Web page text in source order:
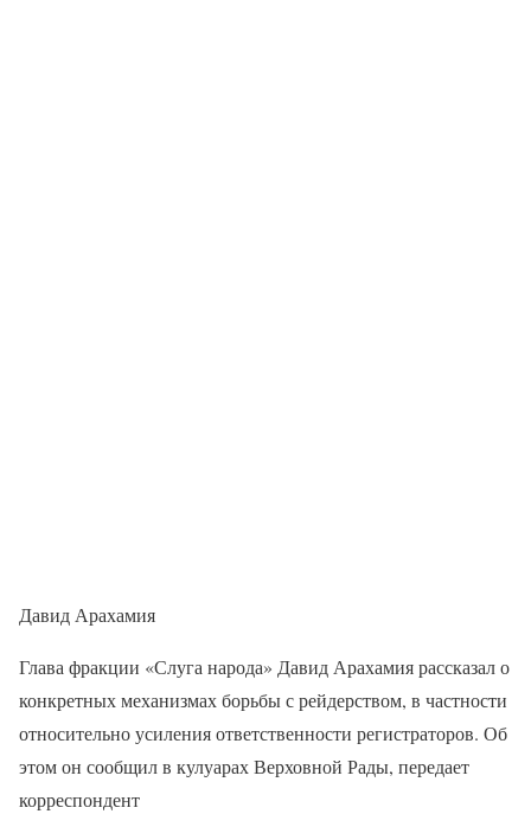
Давид Арахамия
Глава фракции «Слуга народа» Давид Арахамия рассказал о
конкретных механизмах борьбы с рейдерством, в частности
относительно усиления ответственности регистраторов. Об
этом он сообщил в кулуарах Верховной Рады, передает
корреспондент